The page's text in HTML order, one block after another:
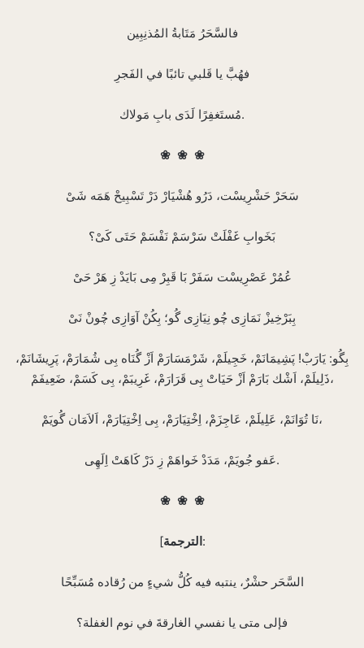
فالسَّحَرُ مَتَابةُ المُذنِبِين
فهُبَّ يا قَلبي تائبًا في الفَجرِ
مُستَغفِرًا لَدَى بابِ مَولاك.
❀ ❀ ❀
بِگُو: يَارَبْ! پَشِيمَانَمْ، خَجِيلَمْ، شَرْمَسَارَمْ اَزْ گُنَاه بِى شُمَارَمْ، پَرِيشَانَمْ،
ذَلِيلَمْ، اَشْك بَارَمْ اَزْ حَيَاتْ بِى قَرَارَمْ، غَرِيبَمْ، بِى كَسَمْ، ضَعِيفَمْ،‌
نَا تُوَانَمْ، عَلِيلَمْ، عَاجِزَمْ، اِخْتِيَارَمْ، بِى اِخْتِيَارَمْ، اَلاَمَان گُويَمْ،‌
عَفو جُويَمْ، مَدَدْ خَواهَمْ زِ دَرْ كَاهَتْ اِلَهِى.‌
❀ ❀ ❀
[الترجمة:
السَّحَر حشْرٌ، ينتبه فيه كُلُّ شيءٍ من رُقاده مُسَبِّحًا
فإلى متى يا نفسي الغارقةَ في نوم الغفلة؟